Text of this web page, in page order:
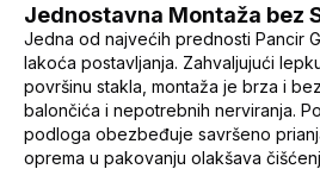
Jednostavna Montaža bez
Jedna od najvećih prednosti Pancir
lakoća postavljanja. Zahvaljujući
površinu stakla, montaža je brza i
balončića i nepotrebnih nerviranja.
podloga obezbeđuje savršeno
oprema u pakovanju olakšava